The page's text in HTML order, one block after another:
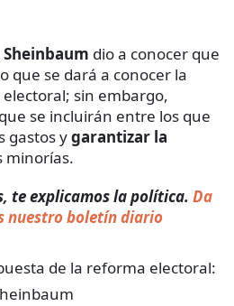
dio a conocer que
que se dará a conocer la
sin embargo,
se incluirán entre los que
gastos ygarantizar la
minorías.
te explicamos la política. Da
nuestro boletín diario
de la reforma electoral: